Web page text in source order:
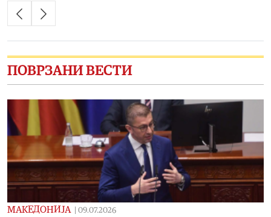
ПОВРЗАНИ ВЕСТИ
МАКЕДОНИЈА | 09.07.2026